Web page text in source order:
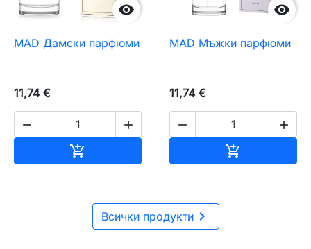

MAD Дамски парфюми
11,74 €
 


MAD Мъжки парфюми
11,74 €
 

Всички продукти